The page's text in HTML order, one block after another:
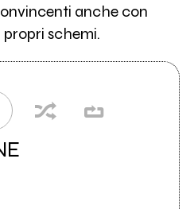
anche con
schemi.